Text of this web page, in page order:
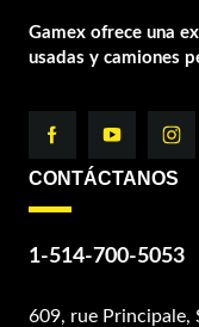
Gamex ofrece una
usadas y camiones
CONTÁCTANOS
1-514-700-5053
609, rue Principale,